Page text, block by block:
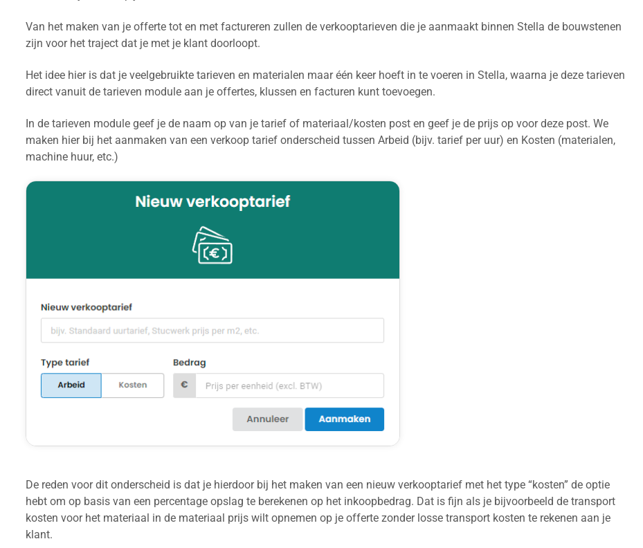
Van het maken van je offerte tot en met factureren zullen de verkooptarieven die je aanmaakt binnen Stella de bouwstenen
zijn voor het traject dat je met je klant doorloopt.
Het idee hier is dat je veelgebruikte tarieven en materialen maar één keer hoeft in te voeren in Stella, waarna je deze tarieven
direct vanuit de tarieven module aan je offertes, klussen en facturen kunt toevoegen.
In de tarieven module geef je de naam op van je tarief of materiaal/kosten post en geef je de prijs op voor deze post. We
maken hier bij het aanmaken van een verkoop tarief onderscheid tussen Arbeid (bijv. tarief per uur) en Kosten (materialen,
machine huur, etc.)
De reden voor dit onderscheid is dat je hierdoor bij het maken van een nieuw verkooptarief met het type “kosten” de optie
hebt om op basis van een percentage opslag te berekenen op het inkoopbedrag. Dat is fijn als je bijvoorbeeld de transport
kosten voor het materiaal in de materiaal prijs wilt opnemen op je offerte zonder losse transport kosten te rekenen aan je
klant.